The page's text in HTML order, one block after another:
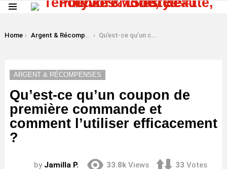
You are here:
Home Argent & Récompenses Qu’est-ce qu’un coupon de première commande et comment l’utiliser efficacement ?
ARGENT & RÉCOMPENSES
Qu’est-ce qu’un coupon de
première commande et
comment l’utiliser efficacement
?
by Jamilla P. 33.8k Views 33 Votes